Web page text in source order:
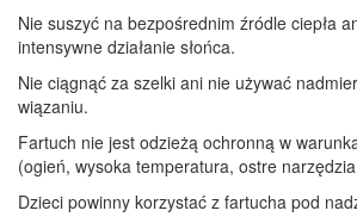
Nie suszyć na bezpośrednim źródle ciepła
intensywne działanie słońca.
Nie ciągnąć za szelki ani nie używać
wiązaniu.
Fartuch nie jest odzieżą ochronną w
(ogień, wysoka temperatura, ostre
Dzieci powinny korzystać z fartucha pod